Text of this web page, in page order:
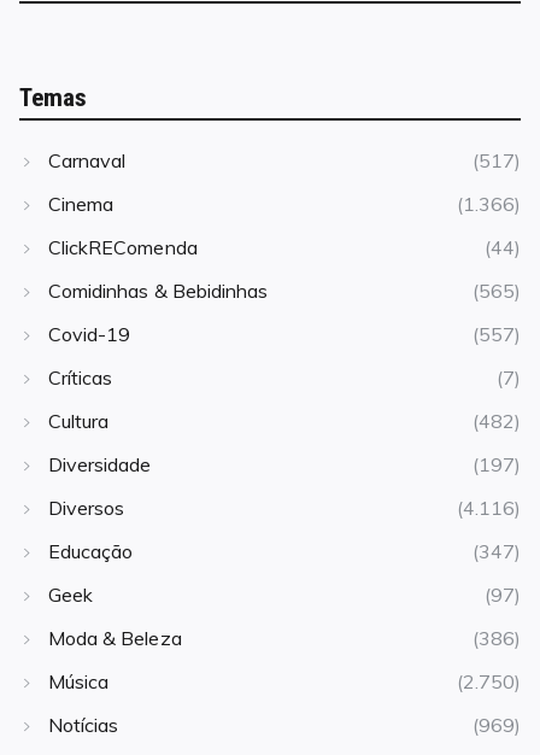
Temas
Carnaval
(517)
Cinema
(1.366)
ClickREComenda
(44)
Comidinhas & Bebidinhas
(565)
Covid-19
(557)
Críticas
(7)
Cultura
(482)
Diversidade
(197)
Diversos
(4.116)
Educação
(347)
Geek
(97)
Moda & Beleza
(386)
Música
(2.750)
Notícias
(969)